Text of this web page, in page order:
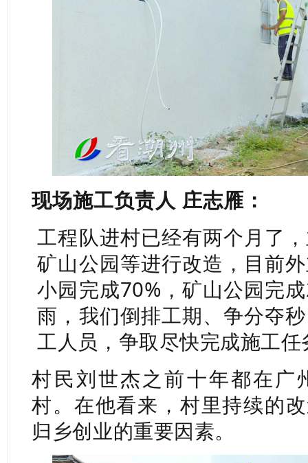
现场施工负责人 庄志雁：
工程队进村已经有两个月了
矿山公园等进行改造，目前
小园完成70%，矿山公园完
雨，我们倒排工期、争分夺
工人员，争取尽快完成施工
村民刘世杰之前十年都在广
村。在他看来，村里持续的
归乡创业的重要因素。